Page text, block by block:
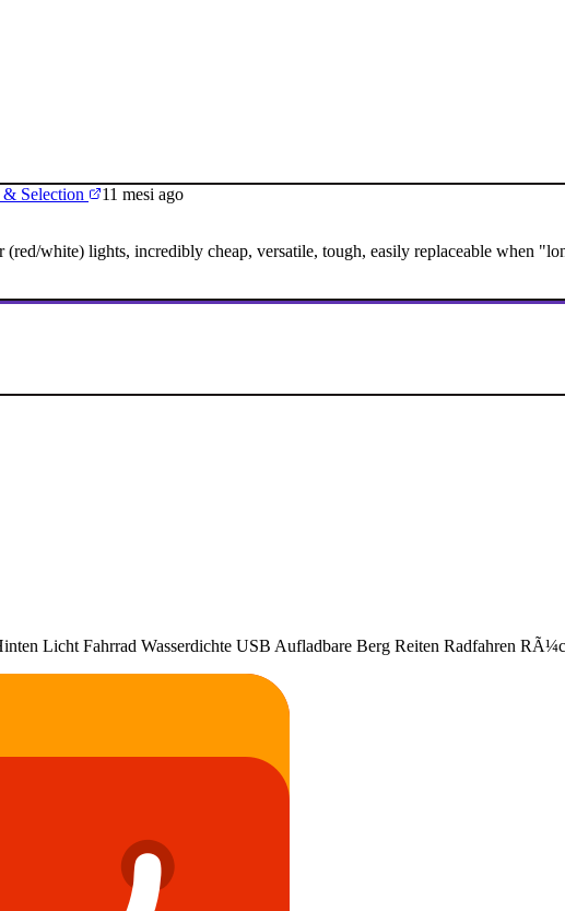
Selection
11 mesi ago
white) lights, incredibly cheap, versatile, tough, easily replaceable when
Licht Fahrrad Wasserdichte USB Aufladbare Berg Reiten Radfahren